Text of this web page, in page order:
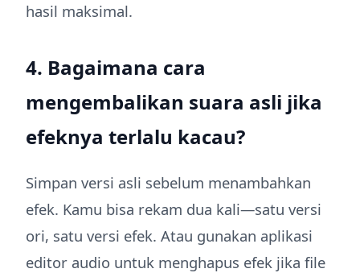
hasil maksimal.
4. Bagaimana cara
mengembalikan suara asli jika
efeknya terlalu kacau?
Simpan versi asli sebelum menambahkan
efek. Kamu bisa rekam dua kali—satu versi
ori, satu versi efek. Atau gunakan aplikasi
editor audio untuk menghapus efek jika file